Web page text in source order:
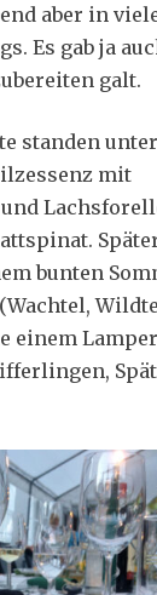
aber in
Es gab ja
galt.
standen
mit
bunten
einem